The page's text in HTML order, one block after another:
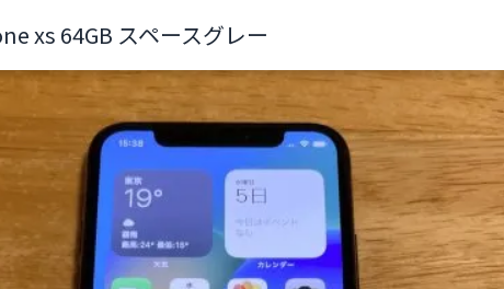
xs 64GB スペースグレー